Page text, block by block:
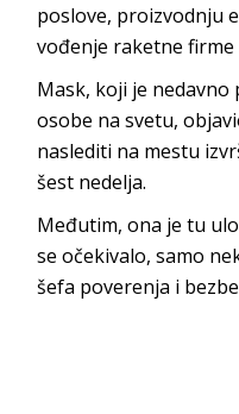
poslove, proizvodnju
vođenje raketne firme
Mask, koji je
osobe na svetu,
naslediti na mestu
šest nedelja.
Međutim, ona je tu
se očekivalo, samo
šefa poverenja i